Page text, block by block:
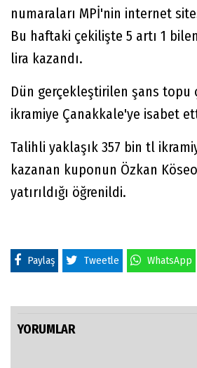
numaraları MPİ'nin internet
Bu haftaki çekilişte 5 artı 1
lira kazandı.
Dün gerçekleştirilen şans topu
ikramiye Çanakkale'ye isabet
Talihli yaklaşık 357 bin tl
kazanan kuponun Özkan
yatırıldığı öğrenildi.
Paylaş Tweetle WhatsApp
YORUMLAR